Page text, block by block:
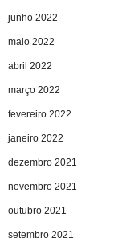
junho 2022
maio 2022
abril 2022
março 2022
fevereiro 2022
janeiro 2022
dezembro 2021
novembro 2021
outubro 2021
setembro 2021